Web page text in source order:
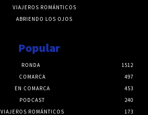
VIAJEROS ROMÁNTICOS
ABRIENDO LOS OJOS
Popular
RONDA
1512
COMARCA
497
EN COMARCA
453
PODCAST
240
VIAJEROS ROMÁNTICOS
173